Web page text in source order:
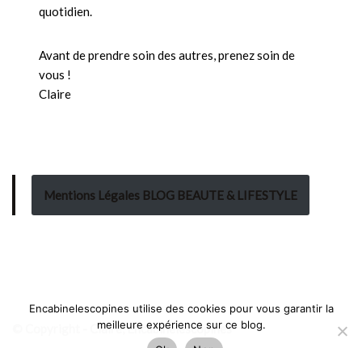
quotidien.
Avant de prendre soin des autres, prenez soin de
vous !
Claire
Mentions Légales BLOG BEAUTE & LIFESTYLE
© Copyright - Claire, Encabinelescopines
Encabinelescopines utilise des cookies pour vous garantir la
meilleure expérience sur ce blog.